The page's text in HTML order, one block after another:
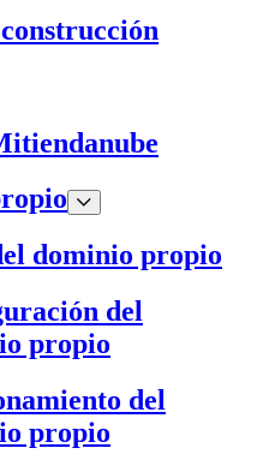
dominio propio
del
propio
del
propio